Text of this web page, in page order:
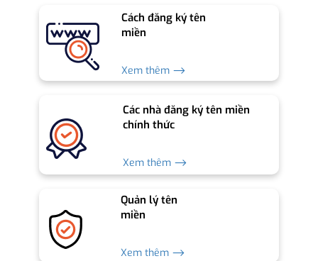
Cách đăng ký tên
miền
Xem thêm ⟶
Các nhà đăng ký tên miền
chính thức
Xem thêm ⟶
Quản lý tên
miền
Xem thêm ⟶